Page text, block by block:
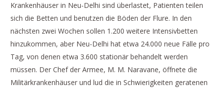
Krankenhäuser in Neu-Delhi sind überlastet, Patienten teilen
sich die Betten und benutzen die Böden der Flure. In den
nächsten zwei Wochen sollen 1.200 weitere Intensivbetten
hinzukommen, aber Neu-Delhi hat etwa 24.000 neue Fälle pro
Tag, von denen etwa 3.600 stationär behandelt werden
müssen. Der Chef der Armee, M. M. Naravane, öffnete die
Militärkrankenhäuser und lud die in Schwierigkeiten geratenen